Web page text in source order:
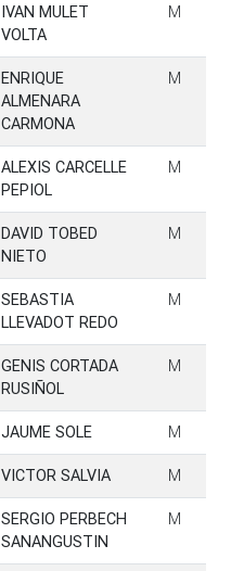
IVAN MULET
VOLTA
M
ENRIQUE
ALMENARA
CARMONA
M
ALEXIS CARCELLE
PEPIOL
M
DAVID TOBED
NIETO
M
SEBASTIA
LLEVADOT REDO
M
GENIS CORTADA
RUSIÑOL
M
JAUME SOLE M
VICTOR SALVIA M
SERGIO PERBECH
SANANGUSTIN
M